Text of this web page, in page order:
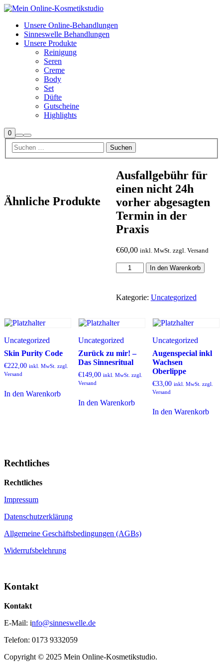
Unsere Online-Behandlungen
Sinneswelle Behandlungen
Unsere Produkte
Reinigung
Seren
Creme
Body
Set
Düfte
Gutscheine
Highlights
0Seitenleiste
ShopSuchen
Hauptmenü
Ausfallgebühr für
einen nicht 24h
vorher abgesagten
Termin in der
Praxis
€60,00 inkl. MwSt. zzgl. Versand
Ausfallgebühr
für
nicht
24h
abgesagten
in
Praxis
Menge
In den Warenkorb
Kategorie: Uncategorized
Ähnliche Produkte
Uncategorized
Skin Purity Code
€222,00 inkl. MwSt. zzgl.
Versand
In den Warenkorb
Uncategorized
Zurück zu mir! –
Das Sinnesritual
€149,00 inkl. MwSt. zzgl.
Versand
In den Warenkorb
Uncategorized
Augenspecial inkl
Wachsen
Oberlippe
€33,00 inkl. MwSt. zzgl.
Versand
In den Warenkorb
Rechtliches
Rechtliches
Impressum
Datenschutzerklärung
Allgemeine Geschäftsbedingungen (AGBs)
Widerrufsbelehrung
Kontakt
Kontakt
E-Mail: info@sinneswelle.de
Telefon: 0173 9332059
Copyright © 2025 Mein Online-Kosmetikstudio.